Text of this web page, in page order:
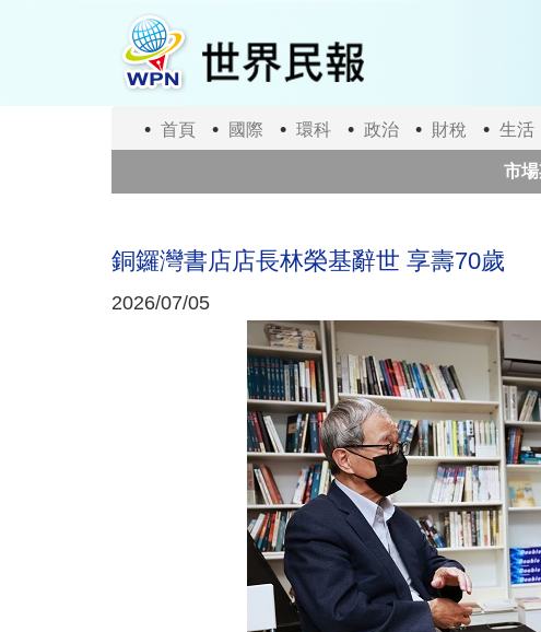
首頁 國際 環科 政治 財稅 生活
市場期
銅鑼灣書店店長林榮基辭世 享壽70歲
2026/07/05